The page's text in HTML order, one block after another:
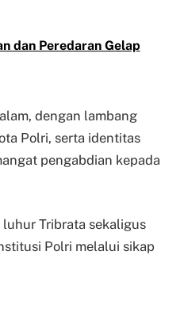
dan Peredaran Gelap
dengan lambang
Polri, serta identitas
pengabdian kepada
Tribrata sekaligus
Polri melalui sikap